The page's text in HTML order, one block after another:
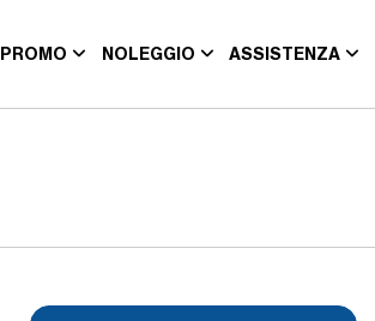
PROMO NOLEGGIO ASSISTENZA